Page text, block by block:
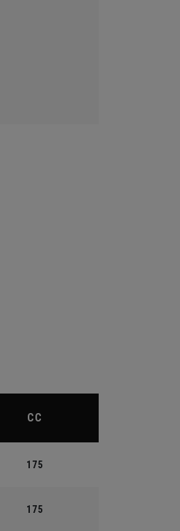
CC
175
175